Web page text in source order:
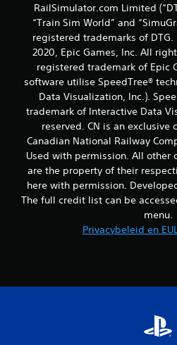
RailSimulator.com Limited
“Train Sim World” and
registered trademarks of DTG.
2020, Epic Games, Inc. All
registered trademark of Epic
software utilise SpeedTree®
Data Visualization, Inc.).
trademark of Interactive Data
reserved. CN is an
Canadian National Railway
Used with permission. All other
are the property of their
here with permission.
The full credit list can be
menu.
Privacybeleid en